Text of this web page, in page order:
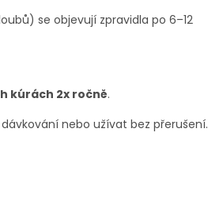
se objevují zpravidla po 6–12
kúrách 2x ročně.
nebo užívat bez přerušení.